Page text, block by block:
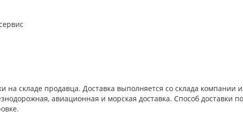
на складе продавца. Доставка выполняется со склада
авиационная и морская доставка. Способ доставки